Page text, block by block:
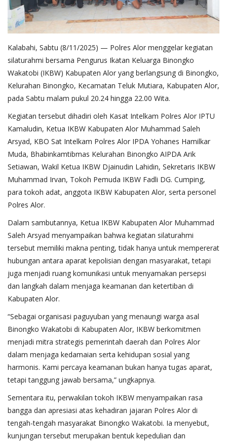
Kalabahi, Sabtu (8/11/2025) — Polres Alor menggelar kegiatan
silaturahmi bersama Pengurus Ikatan Keluarga Binongko
Wakatobi (IKBW) Kabupaten Alor yang berlangsung di Binongko,
Kelurahan Binongko, Kecamatan Teluk Mutiara, Kabupaten Alor,
pada Sabtu malam pukul 20.24 hingga 22.00 Wita.
Kegiatan tersebut dihadiri oleh Kasat Intelkam Polres Alor IPTU
Kamaludin, Ketua IKBW Kabupaten Alor Muhammad Saleh
Arsyad, KBO Sat Intelkam Polres Alor IPDA Yohanes Hamilkar
Muda, Bhabinkamtibmas Kelurahan Binongko AIPDA Arik
Setiawan, Wakil Ketua IKBW Djainudin Lahidin, Sekretaris IKBW
Muhammad Irvan, Tokoh Pemuda IKBW Fadli DG. Cumping,
para tokoh adat, anggota IKBW Kabupaten Alor, serta personel
Polres Alor.
Dalam sambutannya, Ketua IKBW Kabupaten Alor Muhammad
Saleh Arsyad menyampaikan bahwa kegiatan silaturahmi
tersebut memiliki makna penting, tidak hanya untuk mempererat
hubungan antara aparat kepolisian dengan masyarakat, tetapi
juga menjadi ruang komunikasi untuk menyamakan persepsi
dan langkah dalam menjaga keamanan dan ketertiban di
Kabupaten Alor.
“Sebagai organisasi paguyuban yang menaungi warga asal
Binongko Wakatobi di Kabupaten Alor, IKBW berkomitmen
menjadi mitra strategis pemerintah daerah dan Polres Alor
dalam menjaga kedamaian serta kehidupan sosial yang
harmonis. Kami percaya keamanan bukan hanya tugas aparat,
tetapi tanggung jawab bersama,” ungkapnya.
Sementara itu, perwakilan tokoh IKBW menyampaikan rasa
bangga dan apresiasi atas kehadiran jajaran Polres Alor di
tengah-tengah masyarakat Binongko Wakatobi. Ia menyebut,
kunjungan tersebut merupakan bentuk kepedulian dan